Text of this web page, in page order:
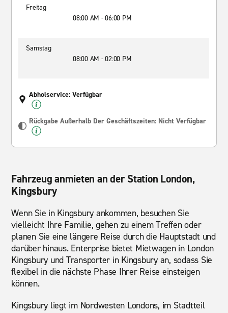
Freitag
08:00 AM - 06:00 PM
Samstag
08:00 AM - 02:00 PM
Abholservice: Verfügbar
Rückgabe Außerhalb Der Geschäftszeiten: Nicht Verfügbar
Fahrzeug anmieten an der Station London,
Kingsbury
Wenn Sie in Kingsbury ankommen, besuchen Sie
vielleicht Ihre Familie, gehen zu einem Treffen oder
planen Sie eine längere Reise durch die Hauptstadt und
darüber hinaus. Enterprise bietet Mietwagen in London
Kingsbury und Transporter in Kingsbury an, sodass Sie
flexibel in die nächste Phase Ihrer Reise einsteigen
können.
Kingsbury liegt im Nordwesten Londons, im Stadtteil